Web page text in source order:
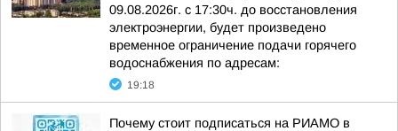
09.08.2026г. с 17:30ч. до восстановления
электроэнергии, будет произведено
временное ограничение подачи горячего
водоснабжения по адресам:
19:18
Почему стоит подписаться на РИАМО в